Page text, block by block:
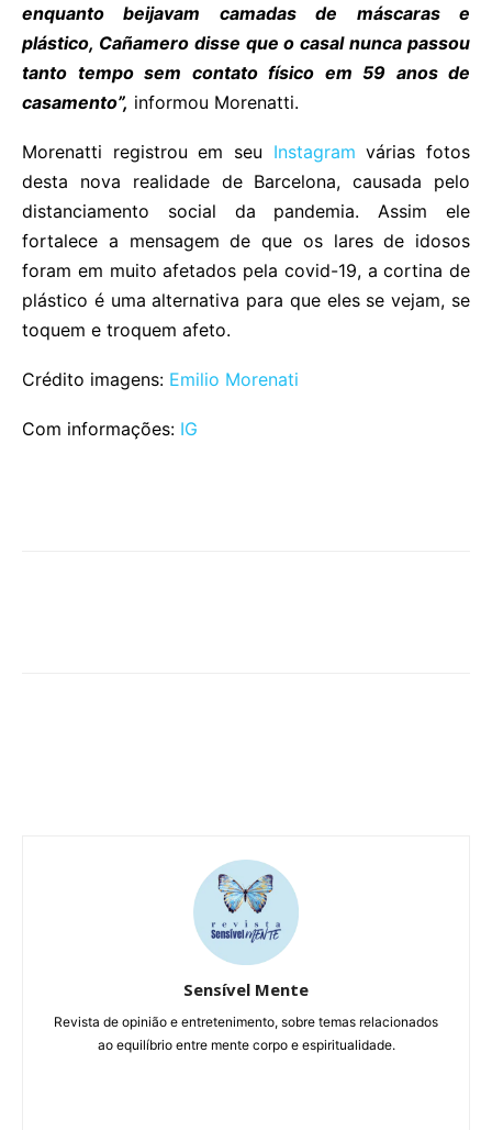
enquanto beijavam camadas de máscaras e
plástico, Cañamero disse que o casal nunca passou
tanto tempo sem contato físico em 59 anos de
casamento”, informou Morenatti.
Morenatti registrou em seu Instagram várias fotos
desta nova realidade de Barcelona, causada pelo
distanciamento social da pandemia. Assim ele
fortalece a mensagem de que os lares de idosos
foram em muito afetados pela covid-19, a cortina de
plástico é uma alternativa para que eles se vejam, se
toquem e troquem afeto.
Crédito imagens: Emilio Morenati
Com informações: IG
Sensível Mente
Revista de opinião e entretenimento, sobre temas relacionados
ao equilíbrio entre mente corpo e espiritualidade.